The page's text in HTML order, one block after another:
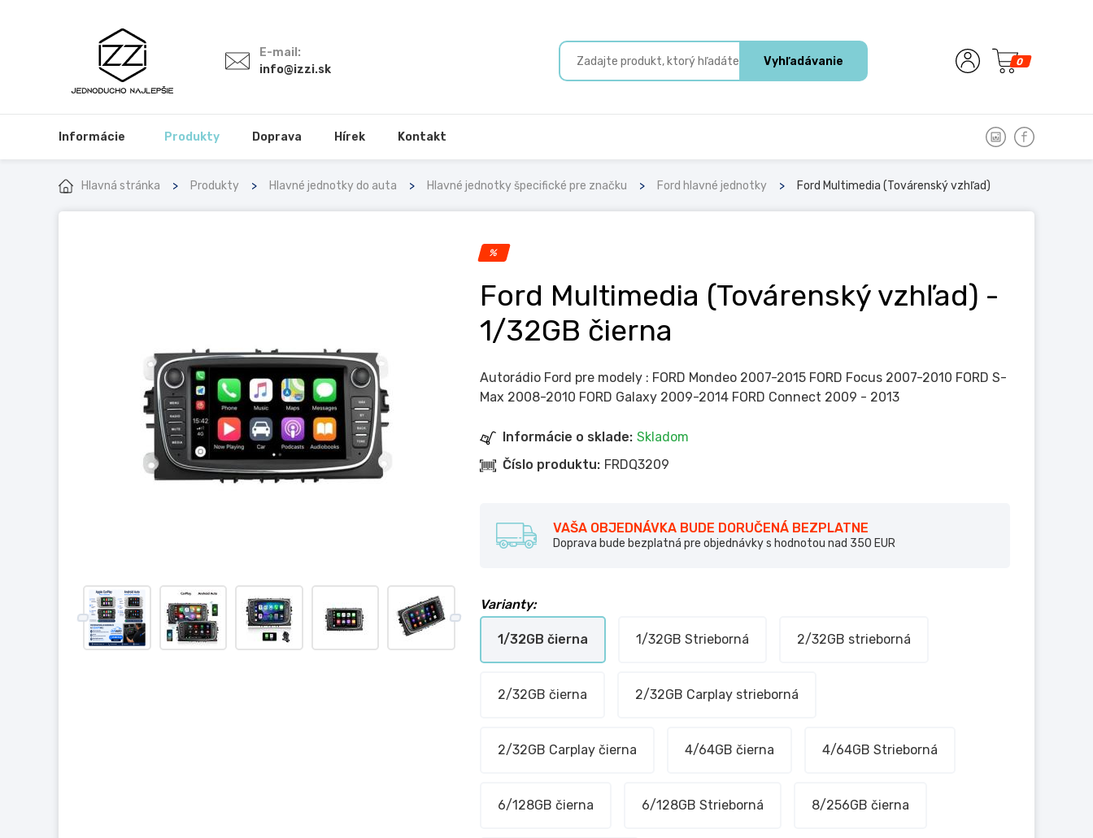
E-mail:
info@izzi.sk
Vyhľadávanie 0
Informácie Produkty Doprava Hírek Kontakt
Hlavná stránka Produkty Hlavné jednotky do auta Hlavné jednotky špecifické pre značku Ford hlavné jednotky Ford Multimedia (Továrenský vzhľad)
%
Ford Multimedia (Továrenský vzhľad) -
1/32GB čierna
Autorádio Ford pre modely : FORD Mondeo 2007-2015 FORD Focus 2007-2010 FORD S-
Max 2008-2010 FORD Galaxy 2009-2014 FORD Connect 2009 - 2013
Informácie o sklade: Skladom
Číslo produktu: FRDQ3209
VAŠA OBJEDNÁVKA BUDE DORUČENÁ BEZPLATNE
Doprava bude bezplatná pre objednávky s hodnotou nad 350 EUR
Varianty:
1/32GB čierna 1/32GB Strieborná 2/32GB strieborná
2/32GB čierna 2/32GB Carplay strieborná
2/32GB Carplay čierna 4/64GB čierna 4/64GB Strieborná
6/128GB čierna 6/128GB Strieborná 8/256GB čierna